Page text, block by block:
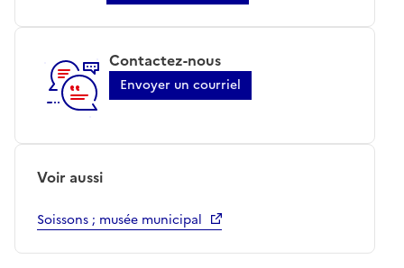
Contactez-nous
Envoyer un courriel
Voir aussi
Soissons ; musée municipal